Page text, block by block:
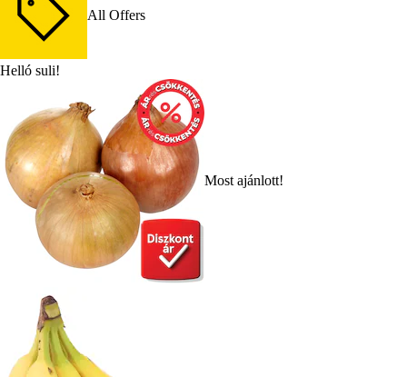
All Offers
Helló suli!
Most ajánlott!